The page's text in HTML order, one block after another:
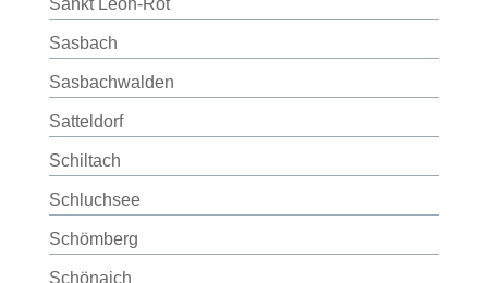
Sankt Leon-Rot
Sasbach
Sasbachwalden
Satteldorf
Schiltach
Schluchsee
Schömberg
Schönaich